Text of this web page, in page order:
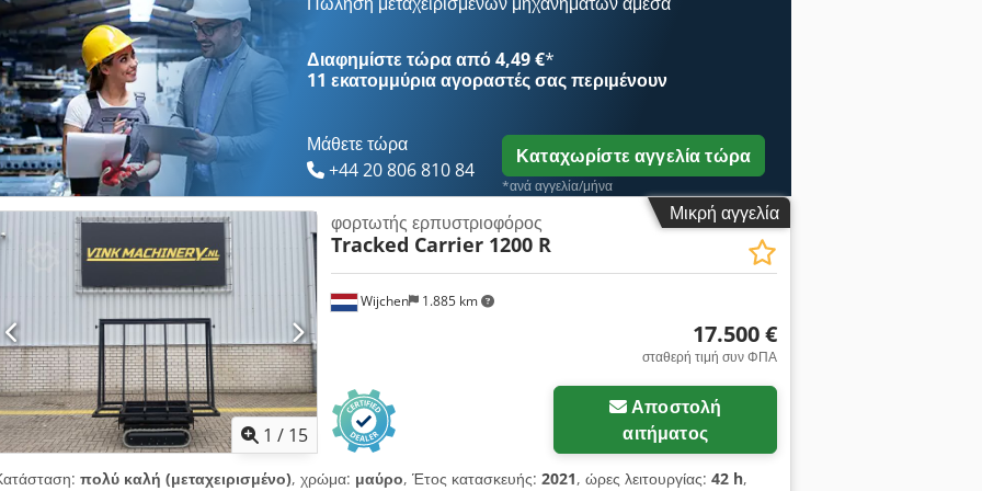
Διαφημίστε τώρα από 4,49 €*
11 εκατομμύρια αγοραστέςσας περιμένουν
Μάθετε τώρα
+44 20 806 810 84
Καταχωρίστε αγγελία τώρα
*ανά αγγελία/μήνα
Μικρή αγγελία
1 / 15
Wijchen 1.885 km
φορτωτής ερπυστριοφόρος
Tracked Carrier 1200 R
17.500 €
σταθερή τιμή συν ΦΠΑ
Αποστολή
αιτήματος
πολύ καλή (μεταχειρισμένο), χρώμα: μαύρο, Έτος κατασκευής: 2021, ώρες λειτουργίας: 42 h,